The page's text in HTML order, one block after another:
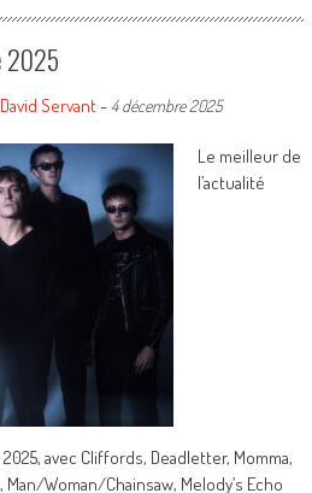
2025
David Servant- 4 décembre 2025
Le meilleur de
l’actualité
avec Cliffords, Deadletter, Momma,
Woman/Chainsaw, Melody’s Echo